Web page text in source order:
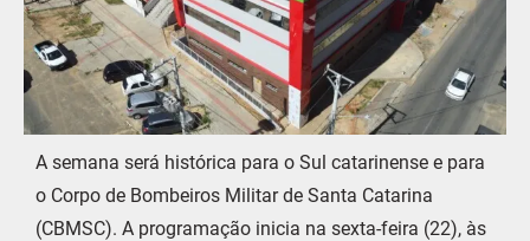
A semana será histórica para o Sul catarinense e para
o Corpo de Bombeiros Militar de Santa Catarina
(CBMSC). A programação inicia na sexta-feira (22), às